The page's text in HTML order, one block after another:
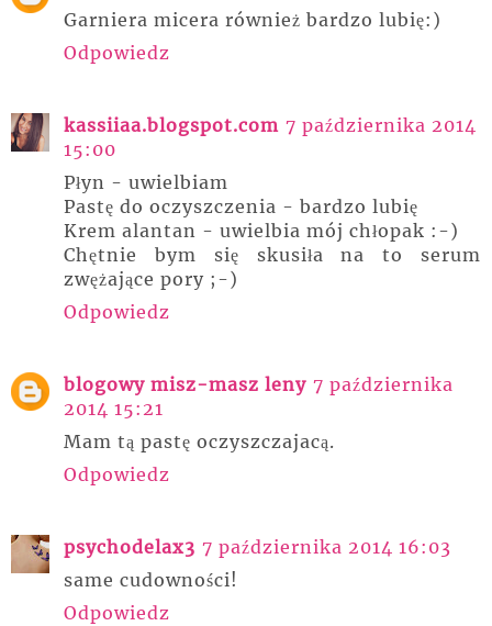
Garniera micera również bardzo lubię:)
Odpowiedz
kassiiaa.blogspot.com 7 października 2014
15:00
Płyn - uwielbiam
Pastę do oczyszczenia - bardzo lubię
Krem alantan - uwielbia mój chłopak :-)
Chętnie bym się skusiła na to serum
zwężające pory ;-)
Odpowiedz
blogowy misz-masz leny 7 października
2014 15:21
Mam tą pastę oczyszczajacą.
Odpowiedz
psychodelax3 7 października 2014 16:03
same cudowności!
Odpowiedz